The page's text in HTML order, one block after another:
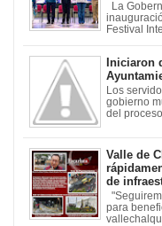
La
Festival
Iniciaron
Los
gobierno
del
Valle de
de
para